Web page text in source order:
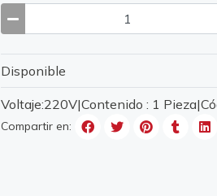
Disponible
Voltaje:220V|Contenido : 1
Compartir en: